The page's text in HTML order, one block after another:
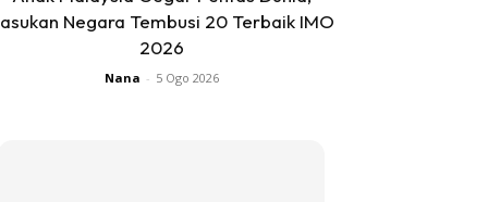
Negara Tembusi 20 Terbaik IMO
2026
Nana - 5 Ogo 2026